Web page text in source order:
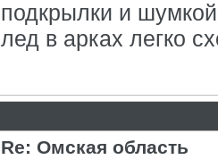
подкрылки и
лед в арках легко
Re: Омская область